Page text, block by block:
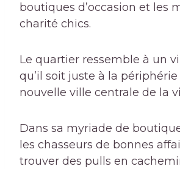
boutiques d’occasion et les
charité chics.
Le quartier ressemble à un
qu’il soit juste à la périphérie
nouvelle ville centrale de la
Dans sa myriade de
les chasseurs de bonnes
trouver des pulls en